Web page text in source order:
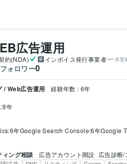
広告運用
約(NDA) インボイス発行事業者 未登
フォロワー0
/ Web広告運用 経験年数 : 6年
年
年Google Search Console:6年Google
ィング相談 広告アカウント開設 広告診断/